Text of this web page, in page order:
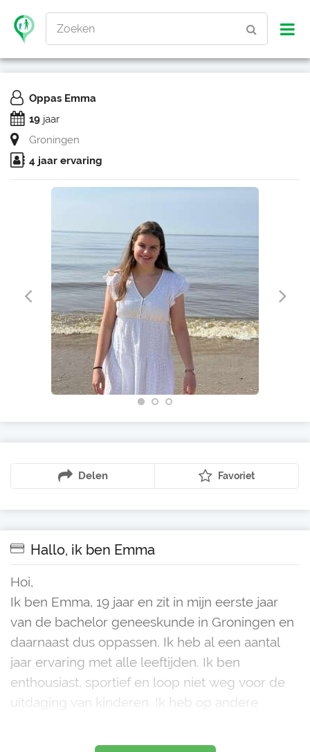
Zoeken
Oppas Emma
19 jaar
Groningen
4 jaar ervaring
Delen Favoriet
Hallo, ik ben Emma
Hoi,
Ik ben Emma, 19 jaar en zit in mijn eerste jaar
van de bachelor geneeskunde in Groningen en
daarnaast dus oppassen. Ik heb al een aantal
jaar ervaring met alle leeftijden. Ik ben
enthousiast, sportief en loop niet weg voor de
uitdaging van kinderen. Ik heb op andere
ik skiles gegeven heb, bijles geef en